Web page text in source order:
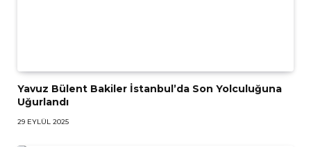
Yavuz Bülent Bakiler İstanbul’da Son Yolculuğuna
Uğurlandı
29 EYLÜL 2025